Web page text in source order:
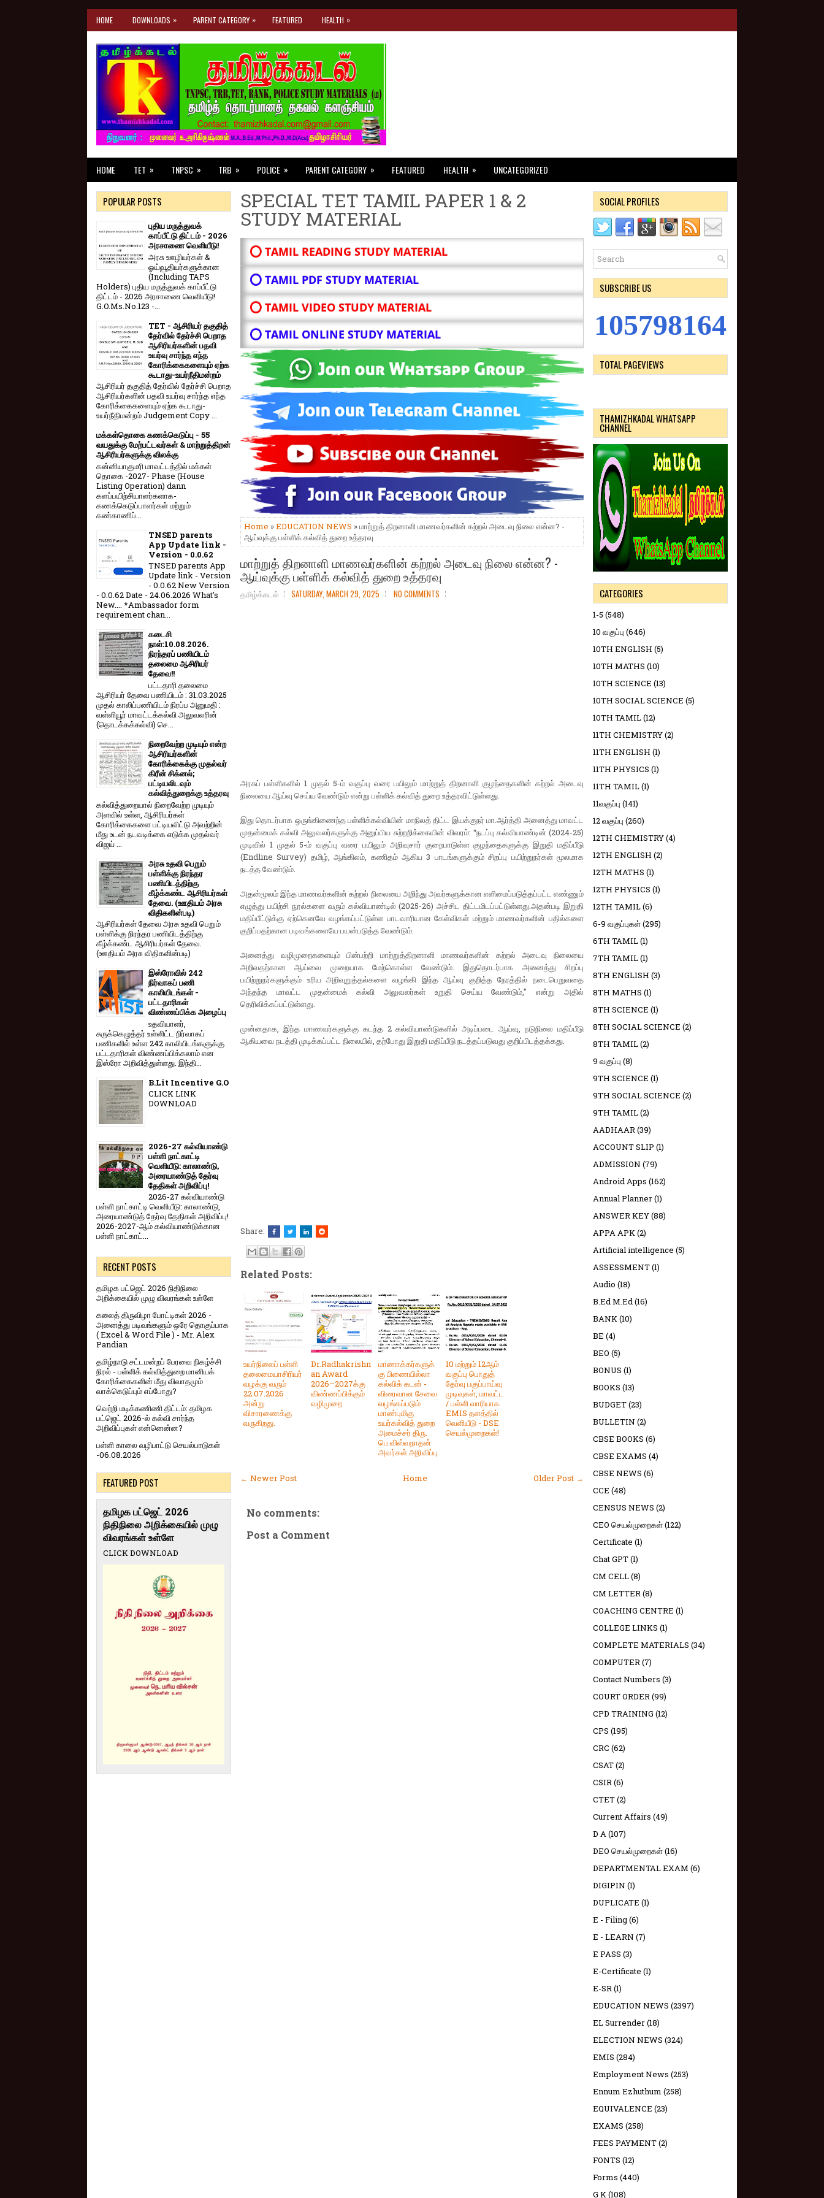
HOME DOWNLOADS » PARENT CATEGORY » FEATURED HEALTH »
HOME TET » TNPSC » TRB » POLICE » PARENT CATEGORY » FEATURED HEALTH » UNCATEGORIZED
SPECIAL TET TAMIL PAPER 1 & 2
STUDY MATERIAL
⭕ TAMIL READING STUDY MATERIAL
⭕ TAMIL PDF STUDY MATERIAL
⭕ TAMIL VIDEO STUDY MATERIAL
⭕ TAMIL ONLINE STUDY MATERIAL
Home »EDUCATION NEWS » மாற்றுத் திறனாளி மாணவர்களின் கற்றல் அடைவு நிலை என்ன? -
ஆய்வுக்கு பள்ளிக் கல்வித் துறை உத்தரவு
மாற்றுத் திறனாளி மாணவர்களின் கற்றல் அடைவு நிலை என்ன? -
ஆய்வுக்கு பள்ளிக் கல்வித் துறை உத்தரவு
தமிழ்க்கடல் SATURDAY, MARCH 29, 2025 NO COMMENTS
அரசுப் பள்ளிகளில் 1 முதல் 5-ம் வகுப்பு வரை பயிலும் மாற்றுத் திறனாளி குழந்தைகளின் கற்றல் அடைவு
நிலையை ஆய்வு செய்ய வேண்டும் என்று பள்ளிக் கல்வித் துறை உத்தரவிட்டுள்ளது.
இது தொடர்பாக ஒருங்கிணைந்த பள்ளிக்கல்வியின் மாநிலத் திட்ட இயக்குநர் மா.ஆர்த்தி அனைத்து மாவட்ட
முதன்மைக் கல்வி அலுவலர்களுக்கு அனுப்பிய சுற்றறிக்கையின் விவரம்: “நடப்பு கல்வியாண்டின் (2024-25)
முடிவில் 1 முதல் 5-ம் வகுப்பு வரை பயிலும் அறிவுசார் குறைபாடுள்ள குழந்தைகளுக்கு இறுதி மதிப்பீடு
(Endline Survey) தமிழ், ஆங்கிலம், கணிதம் ஆகிய 3 பாடங்களுக்கும் சிறப்பு பயிற்றுநர்கள் மூலமாக
நடத்த வேண்டும்.
அதன்மூலம் இந்த மாணவர்களின் கற்றல் நிலையை அறிந்து அவர்களுக்கான எளிமைப்படுத்தப்பட்ட எண்ணும்
எழுத்து பயிற்சி நூல்களை வரும் கல்வியாண்டில் (2025-26) அச்சிட திட்டமிடப்பட்டுள்ளது.அதன்படி இறுதி
மதிப்பீட்டுக்கு ஏற்கெனவே வழங்கப்பட்டுள்ள பாடவாரியான கேள்விகள் மற்றும் மாணவர்களின் பதில்களை
குறிப்பதற்கான படிவங்களையே பயன்படுத்த வேண்டும்.
அனைத்து வழிமுறைகளையும் பின்பற்றி மாற்றுத்திறனாளி மாணவர்களின் கற்றல் அடைவு நிலையை
அறிவதற்கான ஆய்வை முறையாக மேற்கொள்ள வேண்டும். இதுதொடர்பாக அனைத்து சிறப்பு
பயிற்றுநர்களுக்கும் உரிய அறிவுறுத்தல்களை வழங்கி இந்த ஆய்வு குறித்த நேரத்தில் நடைபெறுவதை
அந்தந்த மாவட்ட முதன்மைக் கல்வி அலுவலர்கள் உறுதி செய்ய வேண்டும்,” என்று அதில்
தெரிவிக்கப்பட்டுள்ளது.
முன்னதாக, இந்த மாணவர்களுக்கு கடந்த 2 கல்வியாண்டுகளில் அடிப்படை ஆய்வு, நடுநிலை மதிப்பீடு
ஆகியவை நடத்தி முடிக்கப்பட்ட நிலையில், தற்போது இறுதி மதிப்பீடு நடத்தப்படுவது குறிப்பிடத்தக்கது.
Share:
Related Posts:
உயர்நிலைப் பள்ளி
தலைமையாசிரியர்
வழக்கு வரும்
22.07.2026
அன்று
விசாரணைக்கு
வருகிறது.
Dr.Radhakrishn
an Award
2026–2027க்கு
விண்ணப்பிக்கும்
வழிமுறை
மாணாக்கர்களுக்
கு பிணையில்லா
கல்விக் கடன் -
விரைவான சேவை
வழங்கப்படும்
மாண்புமிகு
உயர்கல்வித் துறை
அமைச்சர் திரு.
பெ.விஸ்வநாதன்
அவர்கள் அறிவிப்பு
10 மற்றும் 12ஆம்
வகுப்பு பொதுத்
தேர்வு பகுப்பாய்வு
முடிவுகள், மாவட்ட
/ பள்ளி வாரியாக
EMIS தளத்தில்
வெளியீடு - DSE
செயல்முறைகள்!
← Newer Post Older Post →
Home
No comments:
Post a Comment
POPULAR POSTS
புதிய மருத்துவக்
காப்பீட்டு திட்டம் - 2026
அரசாணை வெளியீடு!
அரசு ஊழியர்கள் &
ஓய்வூதியர்களுக்கான
(Including TAPS
Holders) புதிய மருத்துவக் காப்பீட்டு
திட்டம் - 2026 அரசாணை வெளியீடு!
G.O.Ms.No.123 -...
TET - ஆசிரியர் தகுதித்
தேர்வில் தேர்ச்சி பெறாத
ஆசிரியர்களின் பதவி
உயர்வு சார்ந்த எந்த
கோரிக்கைகளையும் ஏற்க
கூடாது-உயர்நீதிமன்றம்
ஆசிரியர் தகுதித் தேர்வில் தேர்ச்சி பெறாத
ஆசிரியர்களின் பதவி உயர்வு சார்ந்த எந்த
கோரிக்கைகளையும் ஏற்க கூடாது-
உயர்நீதிமன்றம் Judgement Copy ...
மக்கள்தொகை கணக்கெடுப்பு - 55
வயதுக்கு மேற்பட்டவர்கள் & மாற்றுத்திறன்
ஆசிரியர்களுக்கு விலக்கு
கன்னியாகுமரி மாவட்டத்தில் மக்கள்
தொகை -2027- Phase (House
Listing Operation) dann
களப்பயிற்சியாளர்களாக-
கணக்கெடுப்பாளர்கள் மற்றும்
கண்காணிப்...
TNSED parents
App Update link -
Version - 0.0.62
TNSED parents App
Update link - Version
- 0.0.62 New Version
- 0.0.62 Date - 24.06.2026 What's
New.... *Ambassador form
requirement chan...
கடைசி
நாள்:10.08.2026.
நிரந்தரப் பணியிடம்
தலைமை ஆசிரியர்
தேவை!!
பட்டதாரி தலைமை
ஆசிரியர் தேவை பணியிடம் : 31.03.2025
முதல் காலிப்பணியிடம் நிரப்ப அனுமதி :
வள்ளியூர் மாவட்டக்கல்வி அலுவலரின்
(தொடக்கக்கல்வி) செ...
நிறைவேற்ற முடியும் என்ற
ஆசிரியர்களின்
கோரிக்கைக்கு முதல்வர்
கிரீன் சிக்னல்;
பட்டியலிடவும்
கல்வித்துறைக்கு உத்தரவு
கல்வித்துறையால் நிறைவேற்ற முடியும்
அளவில் உள்ள, ஆசிரியர்கள்
கோரிக்கைகளை பட்டியலிட்டு அவற்றின்
மீது உடன் நடவடிக்கை எடுக்க முதல்வர்
விஜய் ...
அரசு உதவி பெறும்
பள்ளிக்கு நிரந்தர
பணியிடத்திற்கு
கீழ்க்கண்ட ஆசிரியர்கள்
தேவை. (ஊதியம் அரசு
விதிகளின்படி)
ஆசிரியர்கள் தேவை அரசு உதவி பெறும்
பள்ளிக்கு நிரந்தர பணியிடத்திற்கு
கீழ்க்கண்ட ஆசிரியர்கள் தேவை.
(ஊதியம் அரசு விதிகளின்படி)
இஸ்ரோவில் 242
நிர்வாகப் பணி
காலியிடங்கள் -
பட்டதாரிகள்
விண்ணப்பிக்க அழைப்பு
உதவியாளர்,
சுருக்கெழுத்தர் உள்ளிட்ட நிர்வாகப்
பணிகளில் உள்ள 242 காலியிடங்களுக்கு
பட்டதாரிகள் விண்ணப்பிக்கலாம் என
இஸ்ரோ அறிவித்துள்ளது. இந்தி...
B.Lit Incentive G.O
CLICK LINK
DOWNLOAD
2026-27 கல்வியாண்டு
பள்ளி நாட்காட்டி
வெளியீடு: காலாண்டு,
அரையாண்டுத் தேர்வு
தேதிகள் அறிவிப்பு!
2026-27 கல்வியாண்டு
பள்ளி நாட்காட்டி வெளியீடு: காலாண்டு,
அரையாண்டுத் தேர்வு தேதிகள் அறிவிப்பு!
2026-2027-ஆம் கல்வியாண்டுக்கான
பள்ளி நாட்காட்...
RECENT POSTS
தமிழக பட்ஜெட் 2026 நிதிநிலை
அறிக்கையில் முழு விவரங்கள் உள்ளே
கலைத் திருவிழா போட்டிகள் 2026 -
அனைத்து படிவங்களும் ஒரே தொகுப்பாக
( Excel & Word File ) - Mr. Alex
Pandian
தமிழ்நாடு சட்டமன்றப் பேரவை நிகழ்ச்சி
நிரல் - பள்ளிக் கல்வித்துறை மானியக்
கோரிக்கைகளின் மீது விவாதமும்
வாக்கெடுப்பும் எப்போது?
வெற்றி மடிக்கணிணி திட்டம்: தமிழக
பட்ஜெட் 2026-ல் கல்வி சார்ந்த
அறிவிப்புகள் என்னென்ன?
பள்ளி காலை வழிபாட்டு செயல்பாடுகள்
-06.08.2026
FEATURED POST
தமிழக பட்ஜெட் 2026
நிதிநிலை அறிக்கையில் முழு
விவரங்கள் உள்ளே
CLICK DOWNLOAD
SOCIAL PROFILES
SUBSCRIBE US
105798164
TOTAL PAGEVIEWS
THAMIZHKADAL WHATSAPP
CHANNEL
CATEGORIES
1-5 (548)
10 வகுப்பு (646)
10TH ENGLISH (5)
10TH MATHS (10)
10TH SCIENCE (13)
10TH SOCIAL SCIENCE (5)
10TH TAMIL(12)
11TH CHEMISTRY(2)
11TH ENGLISH (1)
11TH PHYSICS (1)
11TH TAMIL(1)
11வகுப்பு (141)
12 வகுப்பு (260)
12TH CHEMISTRY(4)
12TH ENGLISH (2)
12TH MATHS (1)
12TH PHYSICS (1)
12TH TAMIL(6)
6-9 வகுப்புகள்(295)
6TH TAMIL(1)
7TH TAMIL(1)
8TH ENGLISH (3)
8TH MATHS (1)
8TH SCIENCE (1)
8TH SOCIAL SCIENCE (2)
8TH TAMIL(2)
9 வகுப்பு (8)
9TH SCIENCE (1)
9TH SOCIAL SCIENCE (2)
9TH TAMIL(2)
AADHAAR(39)
ACCOUNT SLIP (1)
ADMISSION (79)
Android Apps (162)
Annual Planner(1)
ANSWER KEY(88)
APPA APK(2)
Artificial intelligence (5)
ASSESSMENT(1)
Audio (18)
B.Ed M.Ed(16)
BANK(10)
BE (4)
BEO (5)
BONUS (1)
BOOKS (13)
BUDGET(23)
BULLETIN (2)
CBSE BOOKS (6)
CBSE EXAMS (4)
CBSE NEWS (6)
CCE (48)
CENSUS NEWS (2)
CEO செயல்முறைகள்(122)
Certificate (1)
Chat GPT(1)
CM CELL(8)
CM LETTER(8)
COACHING CENTRE (1)
COLLEGE LINKS (1)
COMPLETE MATERIALS (34)
COMPUTER(7)
Contact Numbers (3)
COURT ORDER(99)
CPD TRAINING (12)
CPS (195)
CRC (62)
CSAT(2)
CSIR(6)
CTET(2)
Current Affairs (49)
D A(107)
DEO செயல்முறைகள்(16)
DEPARTMENTAL EXAM (6)
DIGIPIN (1)
DUPLICATE (1)
E - Filing(6)
E - LEARN (7)
E PASS (3)
E-Certificate (1)
E-SR(1)
EDUCATION NEWS (2397)
EL Surrender(18)
ELECTION NEWS (324)
EMIS (284)
Employment News (253)
Ennum Ezhuthum (258)
EQUIVALENCE (23)
EXAMS (258)
FEES PAYMENT(2)
FONTS (12)
Forms (440)
G K(108)